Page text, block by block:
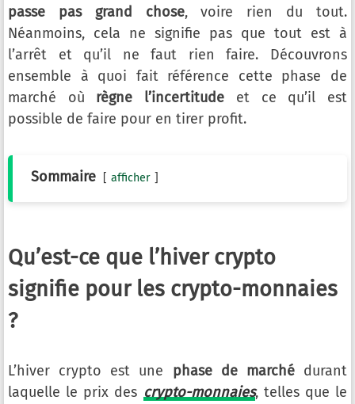
passe pas grand chose, voire rien du tout.
Néanmoins, cela ne signifie pas que tout est à
l’arrêt et qu’il ne faut rien faire. Découvrons
ensemble à quoi fait référence cette phase de
marché où règne l’incertitude et ce qu’il est
possible de faire pour en tirer profit.
Sommaire afficher
Qu’est-ce que l’hiver crypto
signifie pour les crypto-monnaies
?
L’hiver crypto est une phase de marchédurant
laquelle le prix des crypto-monnaies, telles que le